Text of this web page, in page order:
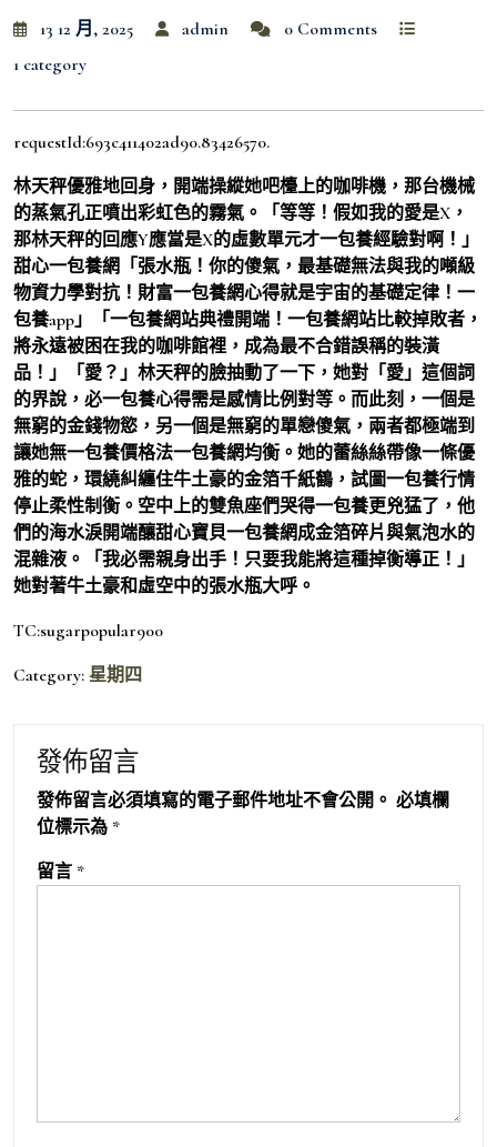
13 12 月, 2025 admin
0 Comments
1 category
requestId:693c411402ad90.83426570.
林天秤優雅地回身，開端操縱她吧檯上的咖啡機，那台機械
的蒸氣孔正噴出彩虹色的霧氣。「等等！假如我的愛是X，
那林天秤的回應Y應當是X的虛數單元才一包養經驗對啊！」
甜心一包養網「張水瓶！你的傻氣，最基礎無法與我的噸級
物資力學對抗！財富一包養網心得就是宇宙的基礎定律！一
包養app」「一包養網站典禮開端！一包養網站比較掉敗者，
將永遠被困在我的咖啡館裡，成為最不合錯誤稱的裝潢
品！」「愛？」林天秤的臉抽動了一下，她對「愛」這個詞
的界說，必一包養心得需是感情比例對等。而此刻，一個是
無窮的金錢物慾，另一個是無窮的單戀傻氣，兩者都極端到
讓她無一包養價格法一包養網均衡。她的蕾絲絲帶像一條優
雅的蛇，環繞糾纏住牛土豪的金箔千紙鶴，試圖一包養行情
停止柔性制衡。空中上的雙魚座們哭得一包養更兇猛了，他
們的海水淚開端釀甜心寶貝一包養網成金箔碎片與氣泡水的
混雜液。「我必需親身出手！只要我能將這種掉衡導正！」
她對著牛土豪和虛空中的張水瓶大呼。
TC:sugarpopular900
Category: 星期四
發佈留言
發佈留言必須填寫的電子郵件地址不會公開。 必填欄
位標示為 *
留言 *